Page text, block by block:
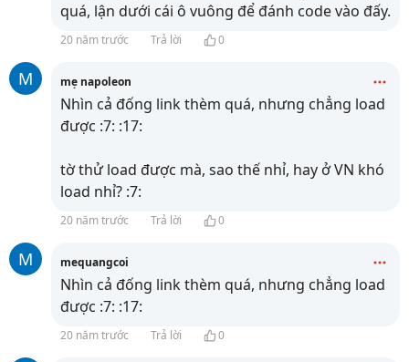
quá, lận dưới cái ô vuông để đánh code vào đấy.
20 năm trước Trả lời 0
M mẹ napoleon
Nhìn cả đống link thèm quá, nhưng chẳng load
được :7: :17:
tờ thử load được mà, sao thế nhỉ, hay ở VN khó
load nhỉ? :7:
20 năm trước Trả lời 0
M mequangcoi
Nhìn cả đống link thèm quá, nhưng chẳng load
được :7: :17:
20 năm trước Trả lời 0